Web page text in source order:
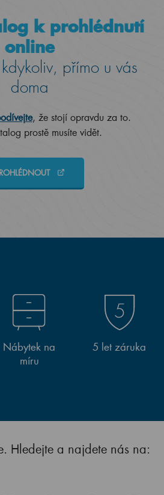
k prohlédnutí
online
přímo u vás
doma
, že stojí opravdu za to.
prostě musíte vidět.
Nábytek na
míru
5 let záruka
Hledejte a najdete nás na: